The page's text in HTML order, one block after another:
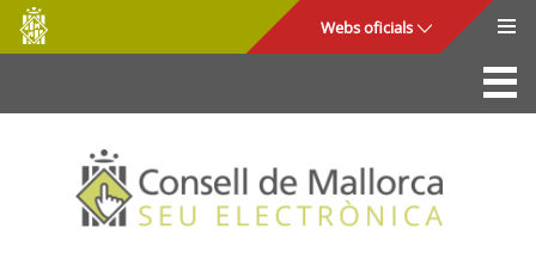
Salta al contingut principal
Consell
de
Mallorca
Webs oficials
La Seu
Consell de Mallorca
Accés i seguretat